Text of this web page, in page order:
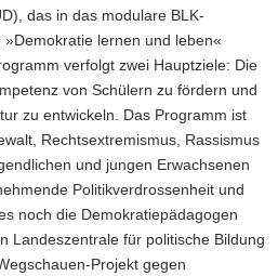
das in das modulare BLK-
lernen und leben«
verfolgt zwei Hauptziele: Die
von Schülern zu fördern und
zu entwickeln. Das Programm ist
Rechtsextremismus, Rassismus
und jungen Erwachsenen
Politikverdrossenheit und
noch die Demokratiepädagogen
Landeszentrale für politische Bildung
Projekt gegen